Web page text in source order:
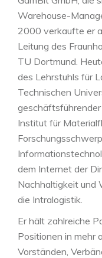
Warehouse-
2000 verkaufte er
Leitung des
TU Dortmund.
des Lehrstuhls für
Technischen
Institut für
dem Internet der
Nachhaltigkeit und
die Intralogistik.
Er hält zahlreiche
Positionen in mehr
Vorständen,